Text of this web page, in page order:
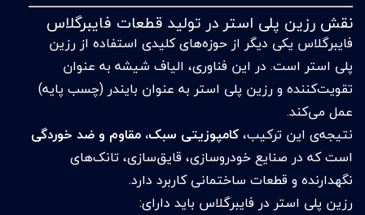
نقش رزین پلی استر در تولید قطعات فایبرگلاس
فایبرگلاس یکی دیگر از حوزه‌های کلیدی استفاده از رزین
پلی استر است. در این فناوری، الیاف شیشه به عنوان
تقویت‌کننده و رزین پلی استر به عنوان بایندر (چسب پایه)
عمل می‌کند.
نتیجه‌ی این ترکیب،کامپوزیتی سبک، مقاوم و ضد خوردگی
است که در صنایع خودروسازی، قایق‌سازی، تانک‌های
نگهدارنده و قطعات ساختمانی کاربرد دارد.
رزین پلی استر در فایبرگلاس باید دارای: